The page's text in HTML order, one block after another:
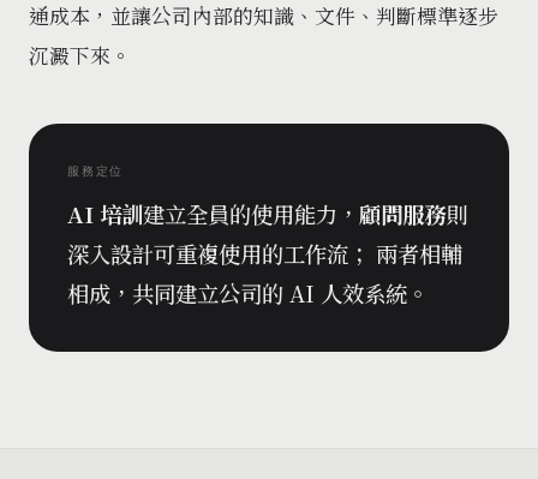
通成本，並讓公司內部的知識、文件、判斷標準逐步
沉澱下來。
服務定位
AI 培訓建立全員的使用能力， 顧問服務則
深入設計可重複使用的工作流； 兩者相輔
相成，共同建立公司的 AI 人效系統。